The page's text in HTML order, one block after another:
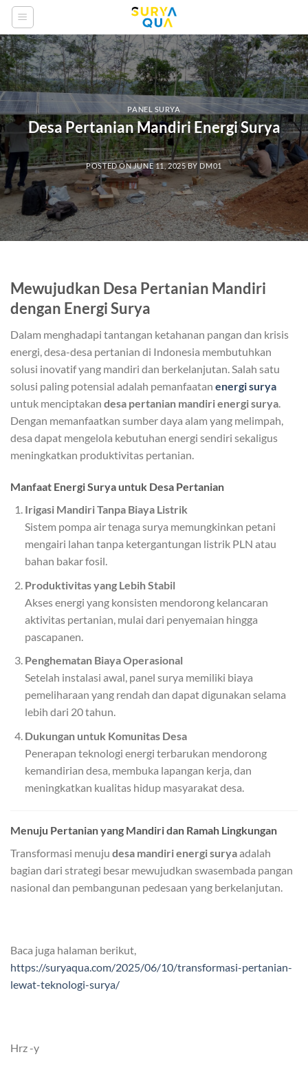
Skip
content
PANEL SURYA
Desa Pertanian Mandiri Energi Surya
POSTED ONJUNE 11, 2025BY DM01
Mewujudkan Desa Pertanian Mandiri
dengan Energi Surya
Dalam menghadapi tantangan ketahanan pangan dan krisis
energi, desa-desa pertanian di Indonesia membutuhkan
solusi inovatif yang mandiri dan berkelanjutan. Salah satu
solusi paling potensial adalah pemanfaatan energi surya
untuk menciptakan desa pertanian mandiri energi surya.
Dengan memanfaatkan sumber daya alam yang melimpah,
desa dapat mengelola kebutuhan energi sendiri sekaligus
meningkatkan produktivitas pertanian.
Manfaat Energi Surya untuk Desa Pertanian
Irigasi Mandiri Tanpa Biaya Listrik
Sistem pompa air tenaga surya memungkinkan petani
mengairi lahan tanpa ketergantungan listrik PLN atau
bahan bakar fosil.
Produktivitas yang Lebih Stabil
Akses energi yang konsisten mendorong kelancaran
aktivitas pertanian, mulai dari penyemaian hingga
pascapanen.
Penghematan Biaya Operasional
Setelah instalasi awal, panel surya memiliki biaya
pemeliharaan yang rendah dan dapat digunakan selama
lebih dari 20 tahun.
Dukungan untuk Komunitas Desa
Penerapan teknologi energi terbarukan mendorong
kemandirian desa, membuka lapangan kerja, dan
meningkatkan kualitas hidup masyarakat desa.
Menuju Pertanian yang Mandiri dan Ramah Lingkungan
Transformasi menuju desa mandiri energi suryaadalah
bagian dari strategi besar mewujudkan swasembada pangan
nasional dan pembangunan pedesaan yang berkelanjutan.
Baca juga halaman berikut,
https://suryaqua.com/2025/06/10/transformasi-pertanian-
lewat-teknologi-surya/
Hrz -y